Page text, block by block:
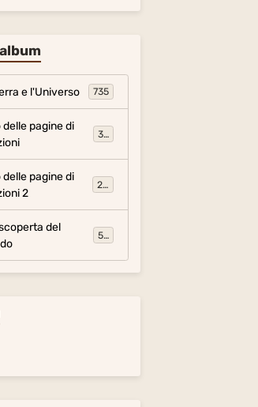
e l'Universo 735
delle pagine di
317
delle pagine di
2
281
del
54